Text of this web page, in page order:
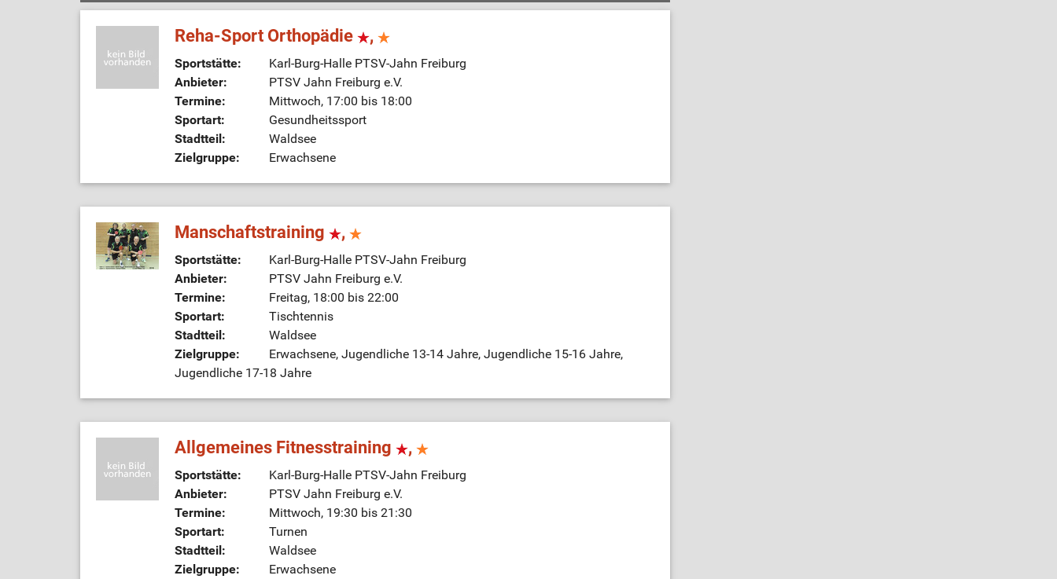
Reha-Sport Orthopädie ,
Sportstätte:
Karl-Burg-Halle PTSV-Jahn Freiburg
Anbieter:
PTSV Jahn Freiburg e.V.
Termine:
Mittwoch, 17:00 bis 18:00
Sportart:
Gesundheitssport
Stadtteil:
Waldsee
Zielgruppe:
Erwachsene
Manschaftstraining ,
Sportstätte:
Karl-Burg-Halle PTSV-Jahn Freiburg
Anbieter:
PTSV Jahn Freiburg e.V.
Termine:
Freitag, 18:00 bis 22:00
Sportart:
Tischtennis
Stadtteil:
Waldsee
Zielgruppe:
Erwachsene, Jugendliche 13-14 Jahre, Jugendliche 15-16 Jahre,
Jugendliche 17-18 Jahre
Allgemeines Fitnesstraining ,
Sportstätte:
Karl-Burg-Halle PTSV-Jahn Freiburg
Anbieter:
PTSV Jahn Freiburg e.V.
Termine:
Mittwoch, 19:30 bis 21:30
Sportart:
Turnen
Stadtteil:
Waldsee
Zielgruppe:
Erwachsene